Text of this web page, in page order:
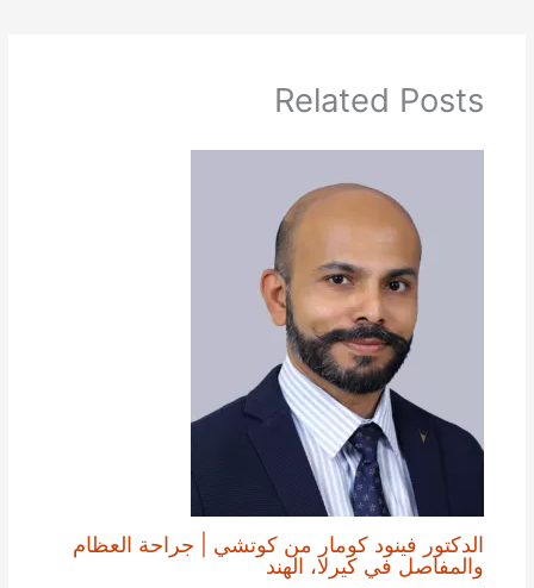
Related Posts
الدكتور فينود كومار من كوتشي | جراحة العظام
والمفاصل في كيرلا، الهند